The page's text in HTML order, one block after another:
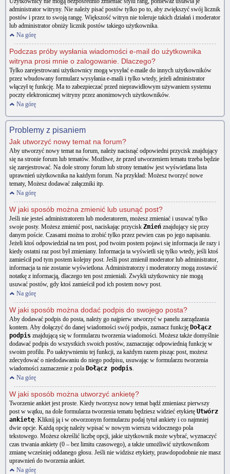
administrator witryny. Nie należy pisać postów tylko po to, aby zwiększyć swój licznik
postów i przez to swoją rangę. Większość witryn nie toleruje takich działań i moderator
lub administrator obniży licznik postów takiego użytkownika.
Na górę
Podczas próby wysłania wiadomości e-mail do użytkownika
witryna prosi mnie o zalogowanie. Dlaczego?
Tylko zarejestrowani użytkownicy mogą wysyłać e-maile do innych użytkowników
przez wbudowany formularz wysyłania e-maili i tylko wtedy, jeżeli administrator
włączył tę funkcję. Ma to zabezpieczać przed nieprawidłowym używaniem systemu
poczty elektronicznej witryny przez anonimowych użytkowników.
Na górę
Problemy z pisaniem
Jak utworzyć nowy temat na forum?
Aby utworzyć nowy temat na forum, należy nacisnąć odpowiedni przycisk znajdujący
się na stronie forum lub tematów. Możliwe, że przed utworzeniem tematu trzeba będzie
się zarejestrować. Na dole strony forum lub strony tematów jest wyświetlana lista
uprawnień użytkownika na każdym forum. Na przykład: Możesz tworzyć nowe
tematy, Możesz dodawać załączniki itp.
Na górę
W jaki sposób można zmienić lub usunąć post?
Jeśli nie jesteś administratorem lub moderatorem, możesz zmieniać i usuwać tylko
swoje posty. Możesz zmienić post, naciskając przycisk Zmień znajdujący się przy
danym poście. Czasami można to zrobić tylko przez pewien czas po jego napisaniu.
Jeżeli ktoś odpowiedział na ten post, pod twoim postem pojawi się informacja ile razy i
kiedy ostatni raz post był zmieniany. Informacja ta wyświetli się tylko wtedy, jeśli ktoś
zamieścił pod tym postem kolejny post. Jeśli post zmienił moderator lub administrator,
informacja ta nie zostanie wyświetlona. Administratorzy i moderatorzy mogą zostawić
notatkę z informacją, dlaczego ten post zmieniali. Zwykli użytkownicy nie mogą
usuwać postów, gdy ktoś zamieścił pod ich postem nowy post.
Na górę
W jaki sposób można dodać podpis do swojego posta?
Aby dodawać podpis do posta, należy go najpierw utworzyć w panelu zarządzania
kontem. Aby dołączyć do danej wiadomości swój podpis, zaznacz funkcję Dołącz
podpis znajdującą się w formularzu tworzenia wiadomości. Możesz także domyślnie
dodawać podpis do wszystkich swoich postów, zaznaczając odpowiednią funkcję w
swoim profilu. Po uaktywnieniu tej funkcji, za każdym razem pisząc post, możesz
zdecydować o niedodawaniu do niego podpisu, usuwając w formularzu tworzenia
wiadomości zaznaczenie z pola Dołącz podpis.
Na górę
W jaki sposób można utworzyć ankietę?
Tworzenie ankiet jest proste. Kiedy tworzysz nowy temat bądź zmieniasz pierwszy
post w wątku, na dole formularza tworzenia tematu będziesz widzieć etykietę Utwórz
ankietę. Kliknij ją i w otworzonym formularzu podaj tytuł ankiety i co najmniej
dwie opcje. Każdą opcję należy wpisać w nowym wierszu widocznego pola
tekstowego. Możesz określić liczbę opcji, jakie użytkownik może wybrać, wyznaczyć
czas trwania ankiety (0 – bez limitu czasowego), a także umożliwić użytkownikom
zmianę wcześniej oddanego głosu. Jeśli nie widzisz etykiety, prawdopodobnie nie masz
uprawnień do tworzenia ankiet.
Na górę